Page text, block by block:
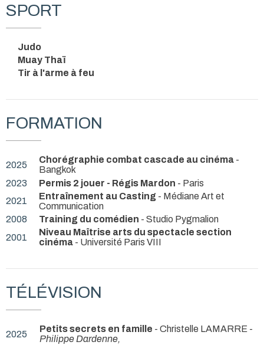
SPORT
Judo
Muay Thaï
Tir à l'arme à feu
FORMATION
2025 Chorégraphie combat cascade au cinéma -
Bangkok
2023
Permis 2 jouer - Régis Mardon - Paris
2021
Entraînement au Casting - Médiane Art et
Communication
2008
Training du comédien - Studio Pygmalion
2001
Niveau Maîtrise arts du spectacle section
cinéma - Université Paris VIII
TÉLÉVISION
2025 Petits secrets en famille - Christelle LAMARRE -
Philippe Dardenne,